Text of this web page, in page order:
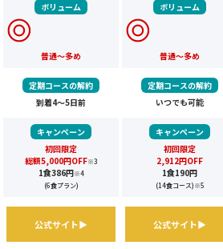
ボリューム
普通～多め
ボリューム
普通～多め
定期コースの解約
到着4～5日前
定期コースの解約
いつでも可能
キャンペーン
初回限定
総額5,000円OFF※3
1食386円※4
(6食プラン)
キャンペーン
初回限定
2,912円OFF
1食190円
(14食コース)※5
公式サイト▶ 公式サイト▶